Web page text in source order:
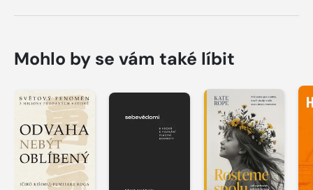
Mohlo by se vám také líbit